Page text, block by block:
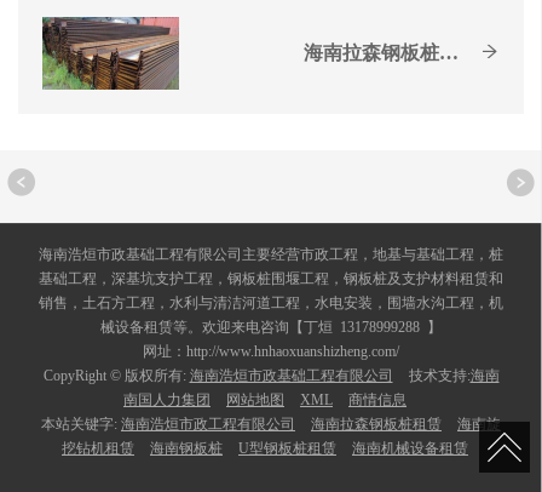
海南拉森钢板桩租赁
海南浩烜市政基础工程有限公司主要经营市政工程，地基与基础工程，桩
基础工程，深基坑支护工程，钢板桩围堰工程，钢板桩及支护材料租赁和
销售，土石方工程，水利与清洁河道工程，水电安装，围墙水沟工程，机
械设备租赁等。欢迎来电咨询【丁烜 13178999288 】
网址：http://www.hnhaoxuanshizheng.com/
CopyRight © 版权所有: 海南浩烜市政基础工程有限公司 技术支持:海南
南国人力集团
网站地图 XML
商情信息
本站关键字: 海南浩烜市政工程有限公司 海南拉森钢板桩租赁
海南旋
挖钻机租赁
海南钢板桩 U型钢板桩租赁 海南机械设备租赁